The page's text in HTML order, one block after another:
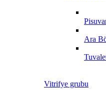
Ara
Vitrifye grubu